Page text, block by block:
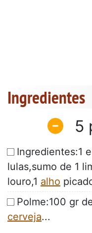
Ingredientes
5
Ingredientes:1
lulas,sumo de 1
louro,1 alho
Polme:100 gr
cerveja...